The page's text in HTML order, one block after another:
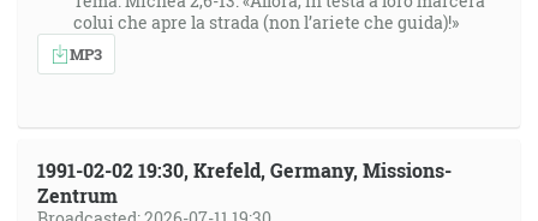
colui che apre la strada (non l’ariete che guida)!»
MP3
1991-02-02 19:30, Krefeld, Germany, Missions-
Zentrum